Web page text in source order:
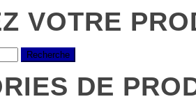
VOTRE
Recherche
DE